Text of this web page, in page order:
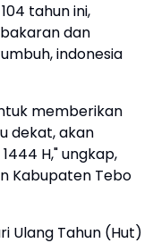
tahun ini,
dan
indonesia
memberikan
dekat, akan
H," ungkap,
Kabupaten Tebo
Ulang Tahun (Hut)